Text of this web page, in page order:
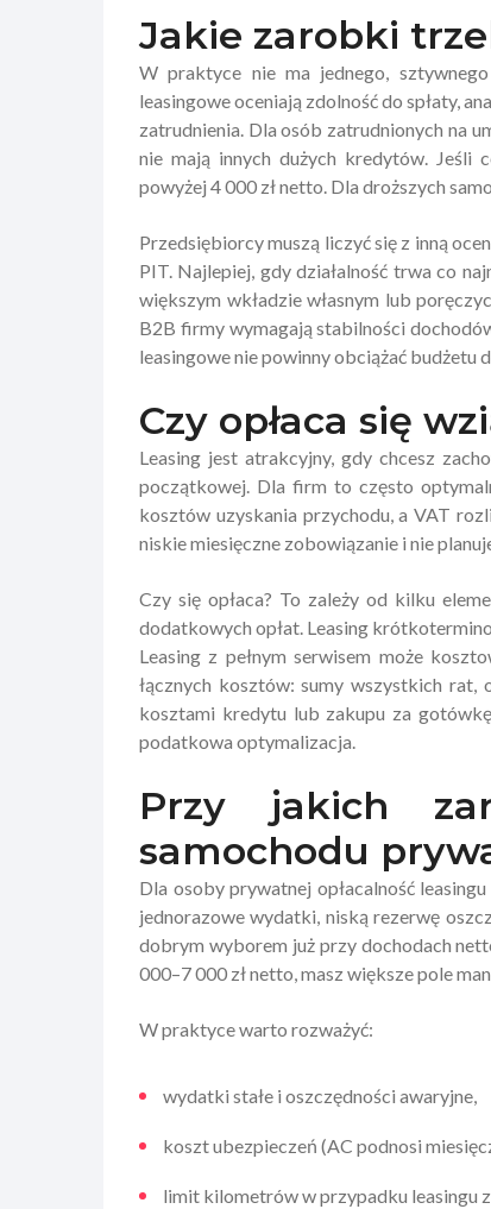
Jakie zarobki
W praktyce nie ma jednego,
leasingowe oceniają zdolność do spłaty,
zatrudnienia. Dla osób zatrudnionych na
nie mają innych dużych kredytów. Jeśli
powyżej 4 000 zł netto. Dla droższych
Przedsiębiorcy muszą liczyć się z inną
PIT. Najlepiej, gdy działalność trwa co
większym wkładzie własnym lub
B2B firmy wymagają stabilności
leasingowe nie powinny obciążać budżetu
Czy opłaca się
Leasing jest atrakcyjny, gdy chcesz
początkowej. Dla firm to często
kosztów uzyskania przychodu, a VAT
niskie miesięczne zobowiązanie i nie
Czy się opłaca? To zależy od kilku
dodatkowych opłat. Leasing
Leasing z pełnym serwisem może
łącznych kosztów: sumy wszystkich rat,
kosztami kredytu lub zakupu za
podatkowa optymalizacja.
Przy jakich
samochodu
Dla osoby prywatnej opłacalność
jednorazowe wydatki, niską rezerwę
dobrym wyborem już przy dochodach
000–7 000 zł netto, masz większe pole
W praktyce warto rozważyć:
wydatki stałe i oszczędności awaryjne,
koszt ubezpieczeń (AC podnosi
limit kilometrów w przypadku leasingu